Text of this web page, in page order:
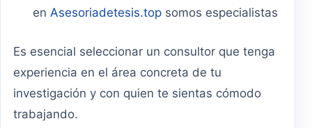
enAsesoriadetesis.top somos especialistas
Es esencial seleccionar un consultor que tenga
experiencia en el área concreta de tu
investigación y con quien te sientas cómodo
trabajando.